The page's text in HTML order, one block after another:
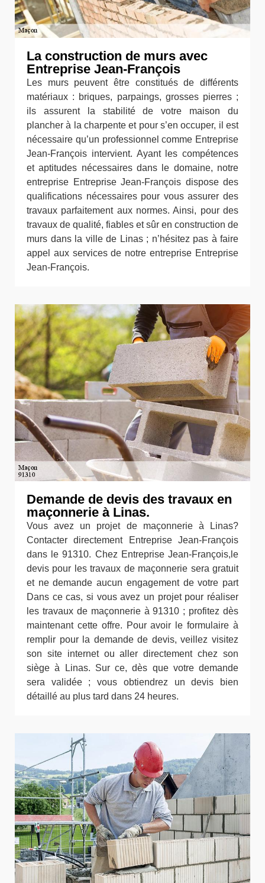
La construction de murs avec
Entreprise Jean-François
Les murs peuvent être constitués de différents
matériaux : briques, parpaings, grosses pierres ;
ils assurent la stabilité de votre maison du
plancher à la charpente et pour s’en occuper, il est
nécessaire qu’un professionnel comme Entreprise
Jean-François intervient. Ayant les compétences
et aptitudes nécessaires dans le domaine, notre
entreprise Entreprise Jean-François dispose des
qualifications nécessaires pour vous assurer des
travaux parfaitement aux normes. Ainsi, pour des
travaux de qualité, fiables et sûr en construction de
murs dans la ville de Linas ; n’hésitez pas à faire
appel aux services de notre entreprise Entreprise
Jean-François.
Demande de devis des travaux en
maçonnerie à Linas.
Vous avez un projet de maçonnerie à Linas?
Contacter directement Entreprise Jean-François
dans le 91310. Chez Entreprise Jean-François,le
devis pour les travaux de maçonnerie sera gratuit
et ne demande aucun engagement de votre part
Dans ce cas, si vous avez un projet pour réaliser
les travaux de maçonnerie à 91310 ; profitez dès
maintenant cette offre. Pour avoir le formulaire à
remplir pour la demande de devis, veillez visitez
son site internet ou aller directement chez son
siège à Linas. Sur ce, dès que votre demande
sera validée ; vous obtiendrez un devis bien
détaillé au plus tard dans 24 heures.